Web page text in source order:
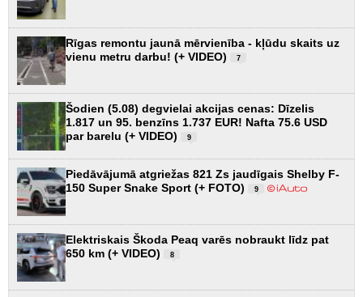
Rīgas remontu jaunā mērvienība - kļūdu skaits uz
vienu metru darbu! (+ VIDEO)
7
Šodien (5.08) degvielai akcijas cenas: Dīzelis
1.817 un 95. benzīns 1.737 EUR! Nafta 75.6 USD
par barelu (+ VIDEO)
9
Piedāvājumā atgriežas 821 Zs jaudīgais Shelby F-
150 Super Snake Sport (+ FOTO)
9
Elektriskais Škoda Peaq varēs nobraukt līdz pat
650 km (+ VIDEO)
8